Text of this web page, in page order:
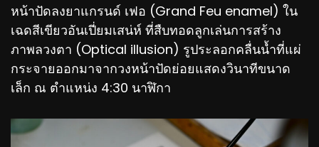
หน้าปัดลงยาแกรนด์ เฟอ (Grand Feu enamel) ใน
เฉดสีเขียวอันเปี่ยมเสน่ห์ ที่สืบทอดลูกเล่นการสร้าง
ภาพลวงตา (Optical illusion) รูประลอกคลื่นน้ำที่แผ่
กระจายออกมาจากวงหน้าปัดย่อยแสดงวินาทีขนาด
เล็ก ณ ตำแหน่ง 4:30 นาฬิกา